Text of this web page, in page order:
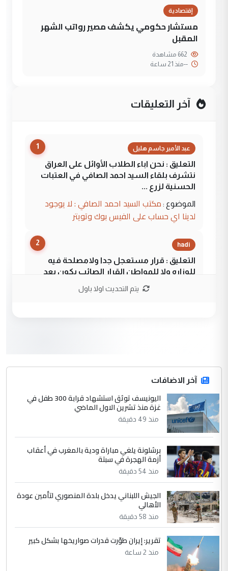
إقتصادية
مستشار حكومي يكشف مصير رواتب الشهر
المقبل
--منذ 21 ساعة
آخر التعليقات
1 عبد الأمير جاسم هليل
التعليق : نحن اباء الطلاب الأوائل على العراق
نتشرف بلقاء السيد احمد الصافي في العتبات
الحسنية لزرع ...
الموضوع : مكتب السيد احمد الصافي : لا يوجود
لدينا اي حساب على الفيس بوك وتويتر
2 hadi
التعليق : قرار مستعجل جدا ولامصلحة فيه
للوزاره ولا للمواطن القرار الصائب يكون بعد
جنسية الرافد الثالث للعراق ومن اصول عريقة
ابا فرات ...
الموضوع :
الجواهري يرد على صدام حسين سل
مضجعيك يابن الزنا (نص كامل)
4 سردار
التعليق : واحد من عصابة علي ماما يسقط
جنسية الرافد الثالث للعراق ومن اصول عريقة
ابا فرات ...
الموضوع :
الجواهري يرد على صدام حسين سل
مضجعيك يابن الزنا (نص كامل)
التعليق : تحياتي لك استاذ حامدتركان. كلام
دقيق ومسؤول؛ فالاستثمار الحقيقي للإنسان
يتم التحديث اولا باول
آخر الاضافات
اليونيسف توثق استشهاد قرابة 300 طفل في
غزة منذ تشرين الاول الماضي
منذ 49 دقيقة
برشلونة يلغي مباراة ودية بالمغرب في أعقاب
أزمة الهجرة في سبتة
منذ 54 دقيقة
الجيش اللبناني يدخل بلدة المنصوري لتأمين عودة
الأهالي
منذ 58 دقيقة
تقرير: إيران طوّرت قدرات صواريخها بشكل كبير
منذ 2 ساعة